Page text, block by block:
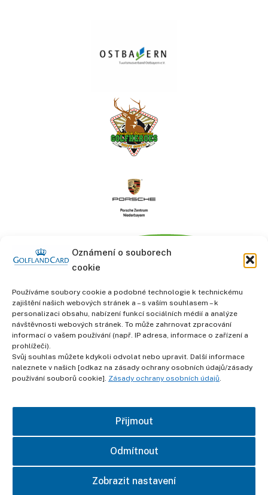
Oznámení o souborech
cookie
Používáme soubory cookie a podobné technologie k technickému
zajištění našich webových stránek a – s vaším souhlasem – k
personalizaci obsahu, nabízení funkcí sociálních médií a analýze
návštěvnosti webových stránek. To může zahrnovat zpracování
informací o vašem používání (např. IP adresa, informace o zařízení a
prohlížeči).
Svůj souhlas můžete kdykoli odvolat nebo upravit. Další informace
naleznete v našich [odkaz na zásady ochrany osobních údajů/zásady
používání souborů cookie]. Zásady ochrany osobních údajů.
Přijmout
Odmítnout
Zobrazit nastavení
informace
Obchodní podmínky
Ochrana osobních údajů